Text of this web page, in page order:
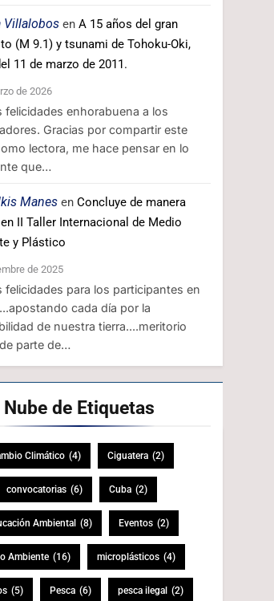
Villalobos enA 15 años del gran
(M 9.1) y tsunami de Tohoku-Oki,
11 de marzo de 2011.
de 2026
felicidades enhorabuena a los
Gracias por compartir este
lectora, me hace pensar en lo
que…
Manes enConcluye de manera
II Taller Internacional de Medio
y Plástico
de 2025
felicidades para los participantes en
cada día por la
de nuestra tierra....meritorio
parte de…
Nube de Etiquetas
Climático (4) Ciguatera (2)
convocatorias (6) Cuba (2)
Ambiental (8) Eventos (2)
Ambiente (16) microplásticos (4)
(5) Pesca (6) pesca ilegal (2)